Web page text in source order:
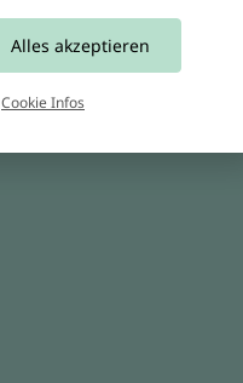
Alles akzeptieren
Cookie Infos